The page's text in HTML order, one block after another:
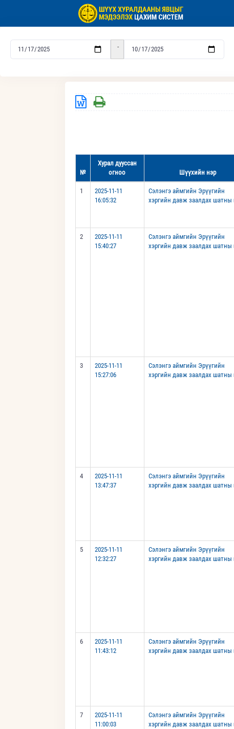
-
№
Хурал дууссан
огноо
Шүүхийн нэр
1
2025-11-11
16:05:32
Сэлэнгэ аймгийн Эрүүгийн
хэргийн давж заалдах шатны
2
2025-11-11
15:40:27
Сэлэнгэ аймгийн Эрүүгийн
хэргийн давж заалдах шатны
3
2025-11-11
15:27:06
Сэлэнгэ аймгийн Эрүүгийн
хэргийн давж заалдах шатны
4
2025-11-11
13:47:37
Сэлэнгэ аймгийн Эрүүгийн
хэргийн давж заалдах шатны
5
2025-11-11
12:32:27
Сэлэнгэ аймгийн Эрүүгийн
хэргийн давж заалдах шатны
6
2025-11-11
11:43:12
Сэлэнгэ аймгийн Эрүүгийн
хэргийн давж заалдах шатны
7
2025-11-11
11:00:03
Сэлэнгэ аймгийн Эрүүгийн
хэргийн давж заалдах шатны